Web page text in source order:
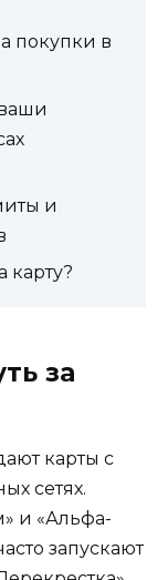
покупки в
и
карту?
за
карты с
сетях.
и «Альфа-
запускают